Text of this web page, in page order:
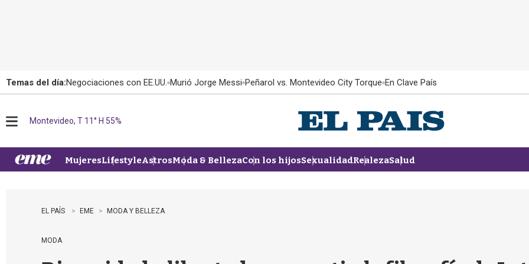
Temas del día:Negociaciones con EE.UU. Murió Jorge Messi Peñarol vs. Montevideo City Torque En Clave País
u
Montevideo, T 11° H 55%
MujeresLifestyleAstrosModa & BellezaCon los hijosSexualidadRealezaSalud
EL PAÍS EME MODA Y BELLEZA
MODA